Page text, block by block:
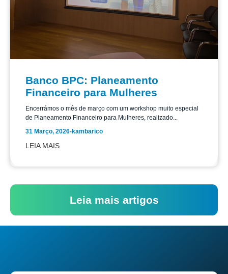
Banco BPC: Planeamento
Financeiro para Mulheres
Encerrámos o mês de março com um workshop muito especial
de Planeamento Financeiro para Mulheres, realizado...
31 Março, 2026-kambarico
LEIA MAIS
Leia mais artigos